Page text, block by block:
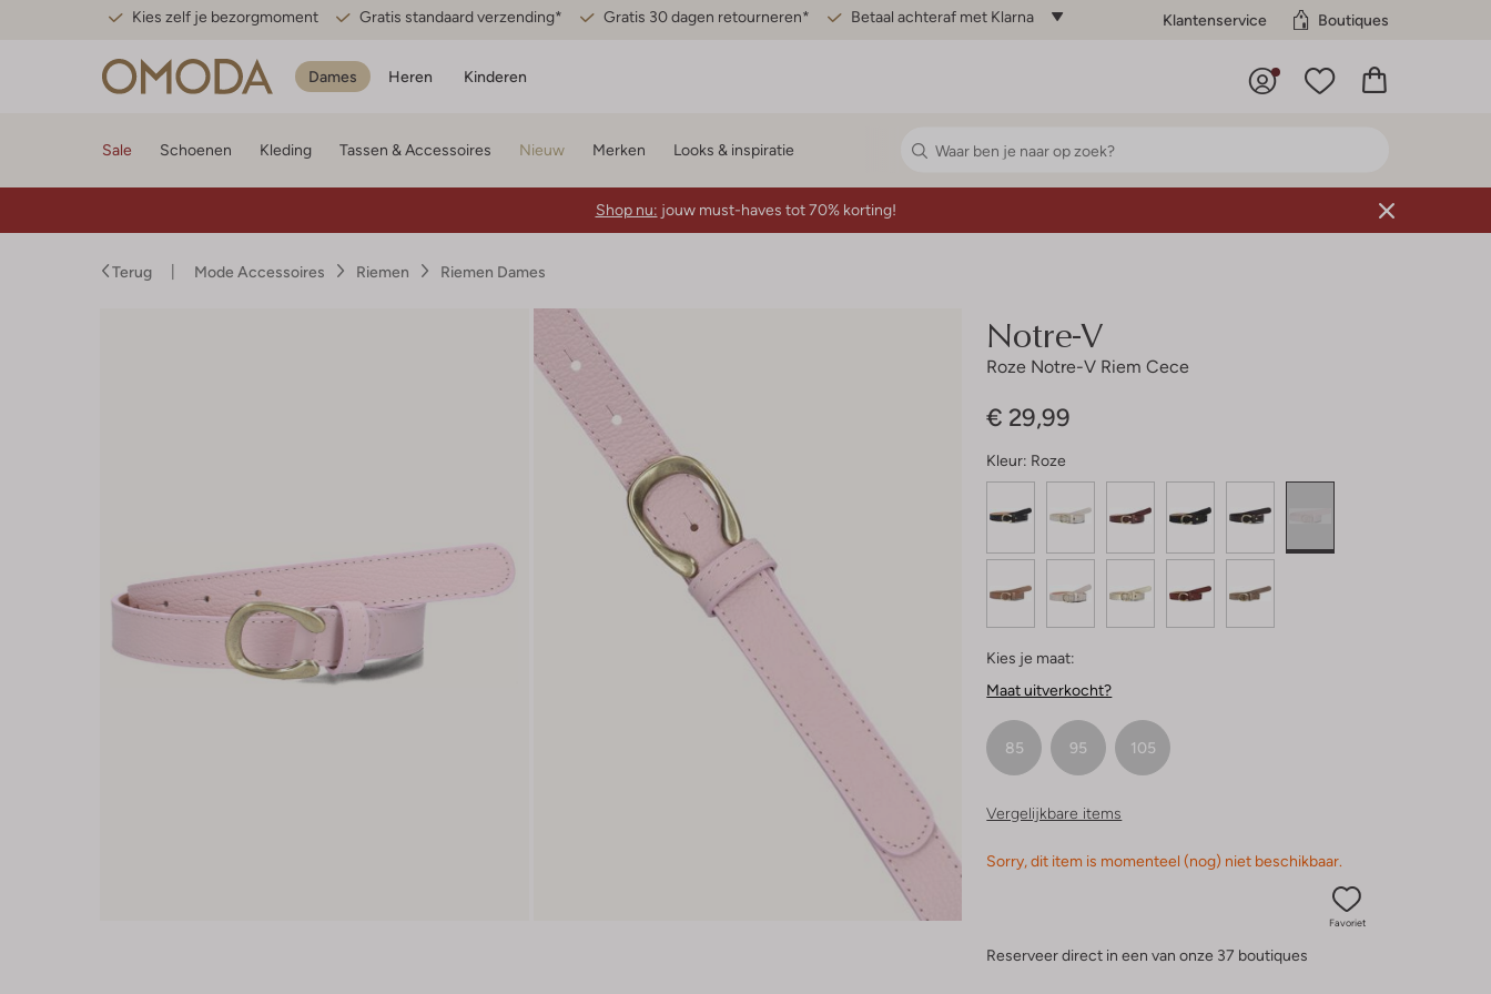
Kies zelf je bezorgmoment Gratis standaard verzending* Gratis 30 dagen retourneren* Betaal achteraf met Klarna Klantenservice Boutiques
Dames Heren Kinderen
Sale Schoenen Kleding Tassen & Accessoires Nieuw Merken Looks & inspiratie
Shop nu: jouw must-haves tot 70% korting!
Terug Mode Accessoires Riemen Riemen Dames
Notre-V
Roze Notre-V Riem Cece
€ 29,99
Kleur: Roze
Kies je maat:
Maat uitverkocht?
85 95 105
Vergelijkbare items
Sorry, dit item is momenteel (nog) niet beschikbaar.
Favoriet
Reserveer direct in een van onze 37 boutiques